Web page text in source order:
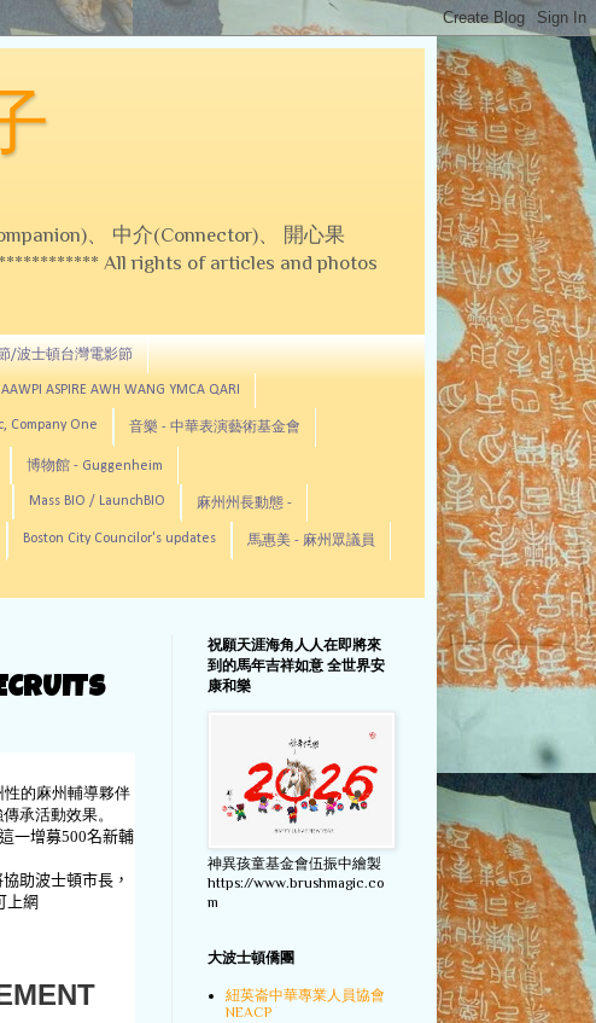
、 中介(Connector)、 開心果
All rights of articles and photos
/波士頓台灣電影節
ASPIRE AWH WANG YMCA QARI
Company One 音樂 - 中華表演藝術基金會
博物館 - Guggenheim
Mass BIO / LaunchBIO 麻州州長動態 -
Boston City Councilor's updates 馬惠美 - 麻州眾議員
性的麻州輔導夥伴
承活動效果。
一增募500名新輔
助波士頓市長，
上網
祝願天涯海角人人在即將來
到的馬年吉祥如意 全世界安
康和樂
神異孩童基金會伍振中繪製
https://www.brushmagic.co
m
大波士頓僑團
紐英崙中華專業人員協會
NEACP